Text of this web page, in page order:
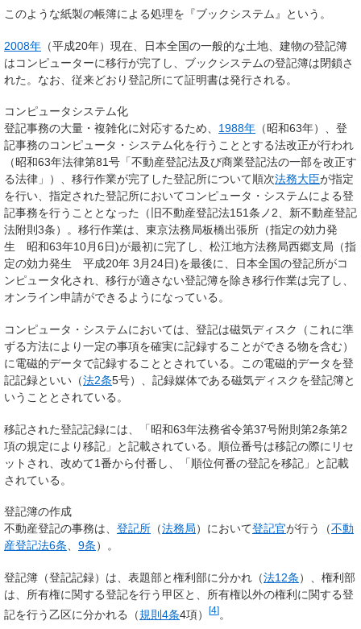
このような紙製の帳簿による処理を『ブックシステム』という。
2008年 （平成20年）現在、日本全国の一般的な土地、建物の登記簿
はコンピューターに移行が完了し、ブックシステムの登記簿は閉鎖さ
れた。なお、従来どおり登記所にて証明書は発行される。
コンピュータシステム化
登記事務の大量・複雑化に対応するため、 1988年 （昭和63年）、登
記事務のコンピュータ・システム化を行うこととする法改正が行われ
（昭和63年法律第81号「不動産登記法及び商業登記法の一部を改正す
る法律」）、移行作業が完了した登記所について順次法務大臣が指定
を行い、指定された登記所においてコンピュータ・システムによる登
記事務を行うこととなった（旧不動産登記法151条ノ2、新不動産登記
法附則3条）。移行作業は、東京法務局板橋出張所（指定の効力発
生 昭和63年10月6日)が最初に完了し、松江地方法務局西郷支局（指
定の効力発生 平成20年 3月24日)を最後に、日本全国の登記所がコ
ンピュータ化され、移行が適さない登記簿を除き移行作業は完了し、
オンライン申請ができるようになっている。
コンピュータ・システムにおいては、登記は磁気ディスク（これに準
ずる方法により一定の事項を確実に記録することができる物を含む）
に電磁的データで記録することとされている。この電磁的データを登
記記録といい（法2条5号）、記録媒体である磁気ディスクを登記簿と
いうこととされている。
移記された登記記録には、「昭和63年法務省令第37号附則第2条第2
項の規定により移記」と記載されている。順位番号は移記の際にリセ
ットされ、改めて1番から付番し、「順位何番の登記を移記」と記載
されている。
登記簿の作成
不動産登記の事務は、 登記所 （法務局）において登記官が行う（不動
産登記法6条
9条）。
登記簿（登記記録）は、 表題部と権利部に分かれ（法12条）、権利部
は、所有権に関する登記を行う 甲区と、所有権以外の権利に関する登
記を行う乙区に分かれる（規則4条4項） [4]。